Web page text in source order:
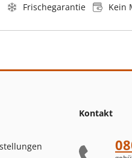
Frischegarantie Kein
Kontakt